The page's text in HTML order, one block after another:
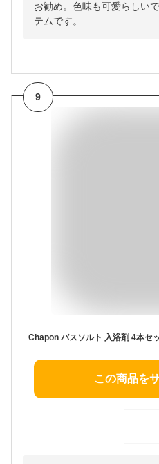
お勧め。色味も可愛らしい
テムです。
9
この商品を